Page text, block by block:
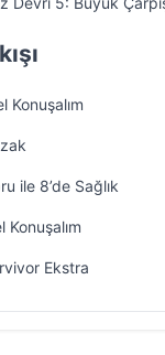
Konuşalım
ile 8’de Sağlık
Ekstra